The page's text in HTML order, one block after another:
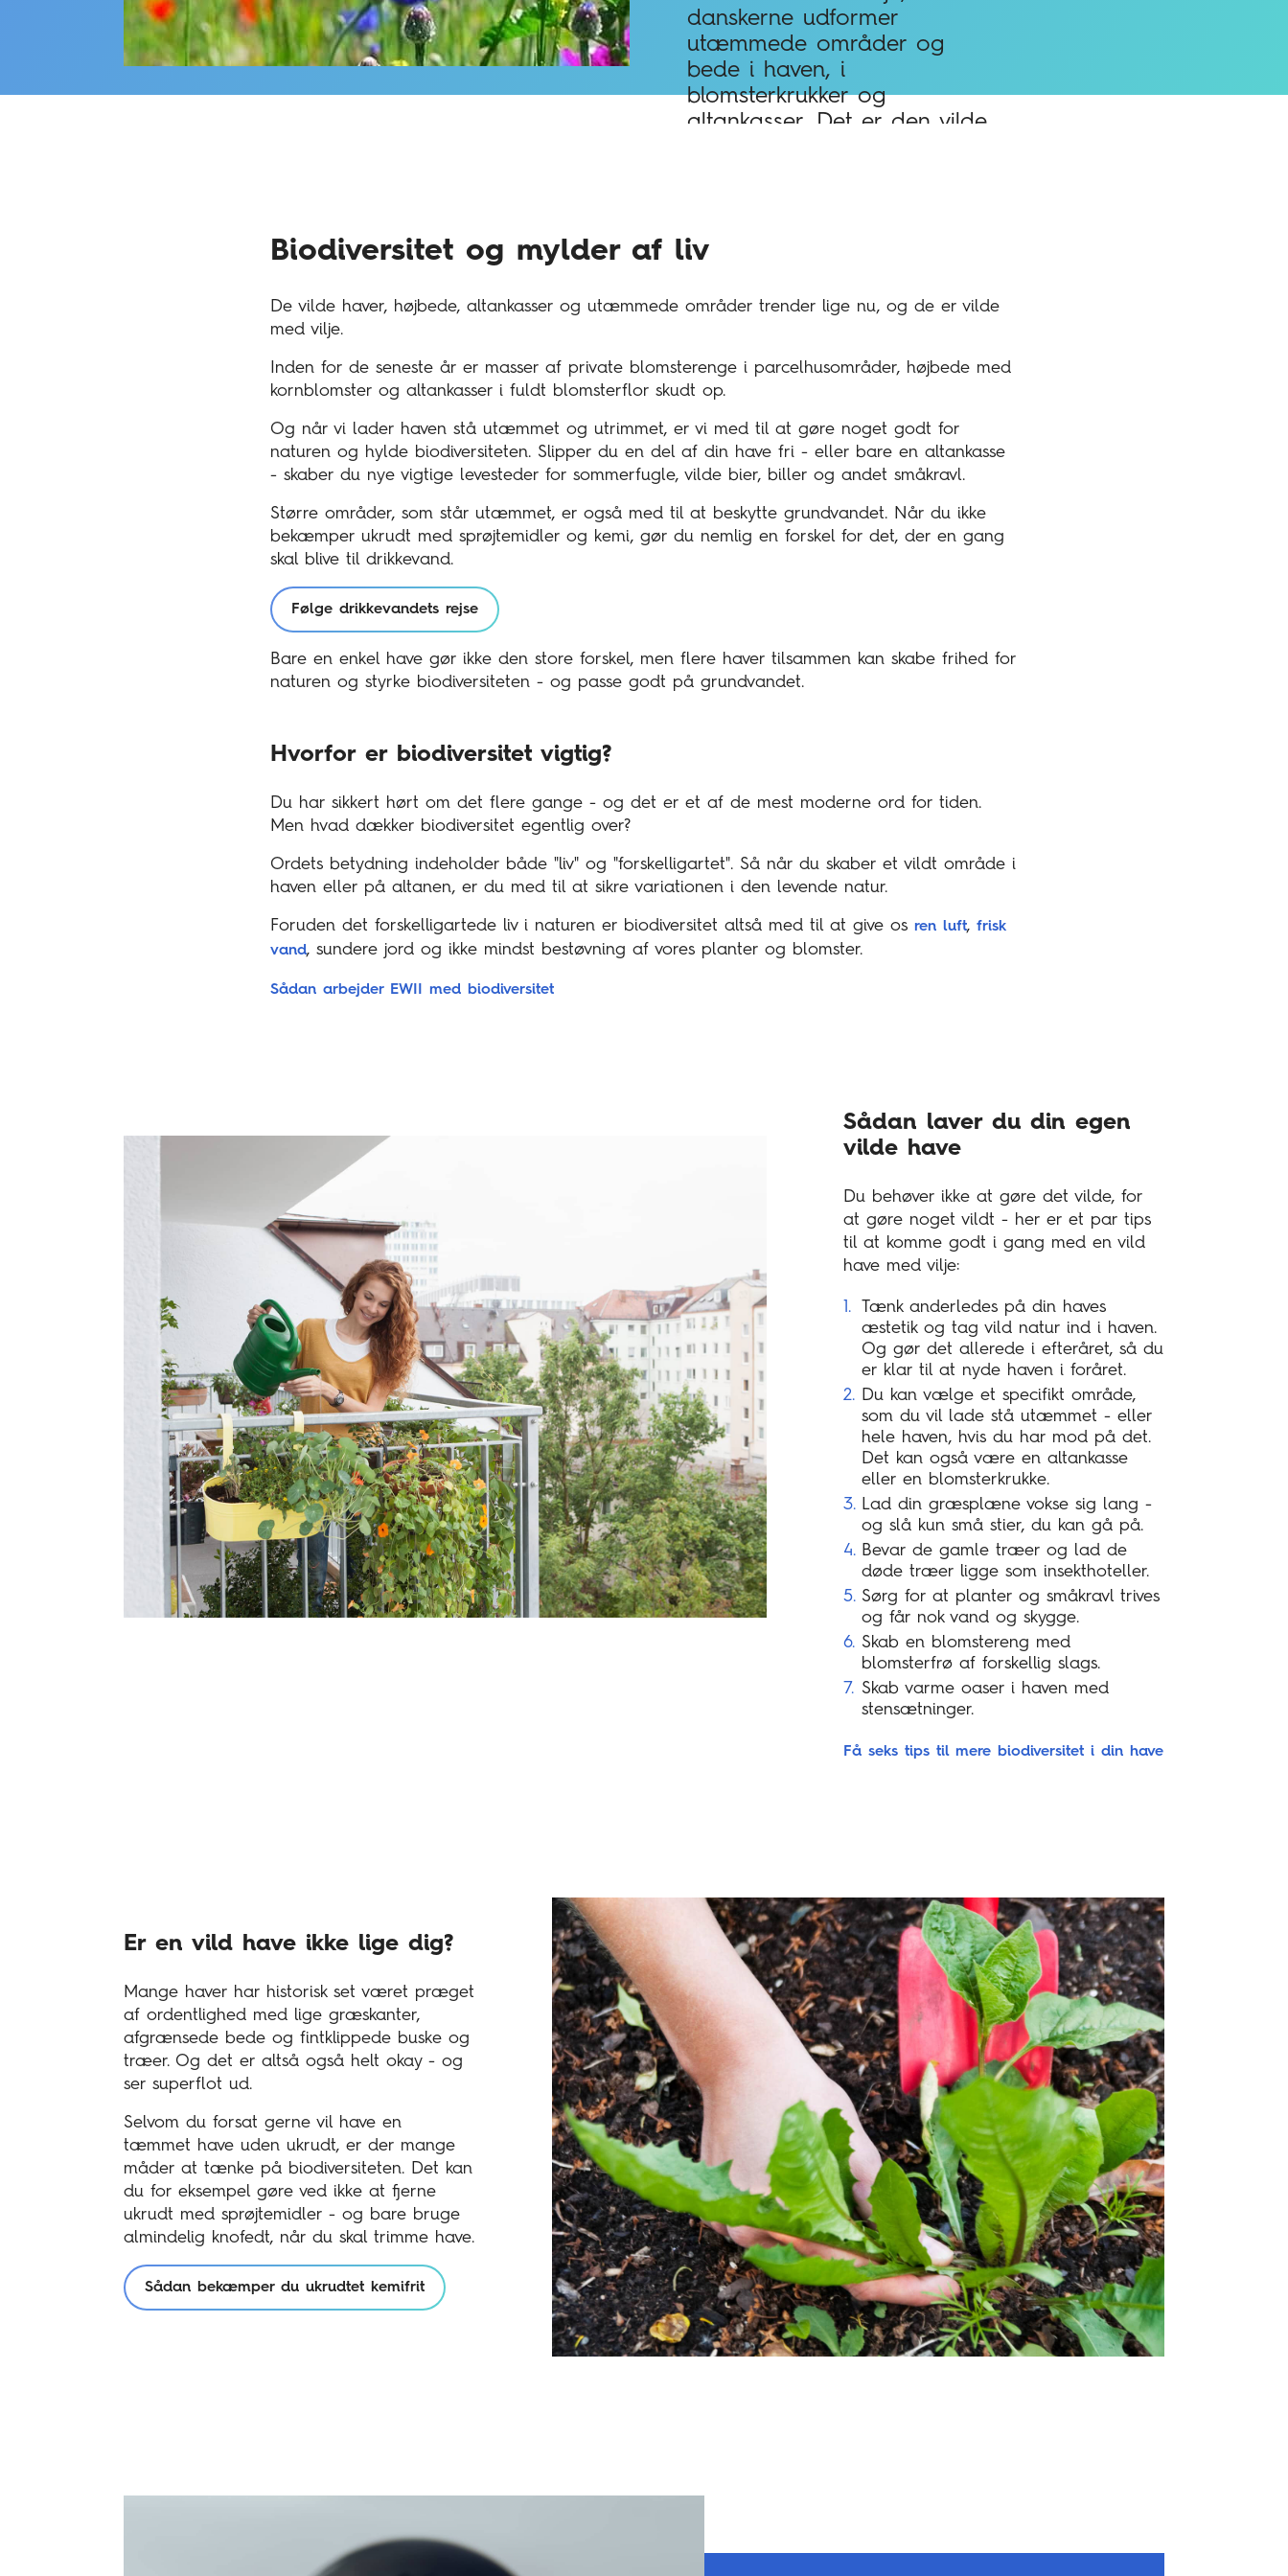
danskerne udformer
utæmmede områder og
bede i haven, i
blomsterkrukker og
altankasser. Det er den vilde
Biodiversitet og mylder af liv
De vilde haver, højbede, altankasser og utæmmede områder trender lige nu, og de er vilde
med vilje.
Inden for de seneste år er masser af private blomsterenge i parcelhusområder, højbede med
kornblomster og altankasser i fuldt blomsterflor skudt op.
Og når vi lader haven stå utæmmet og utrimmet, er vi med til at gøre noget godt for
naturen og hylde biodiversiteten. Slipper du en del af din have fri - eller bare en altankasse
- skaber du nye vigtige levesteder for sommerfugle, vilde bier, biller og andet småkravl.
Større områder, som står utæmmet, er også med til at beskytte grundvandet. Når du ikke
bekæmper ukrudt med sprøjtemidler og kemi, gør du nemlig en forskel for det, der en gang
skal blive til drikkevand.
Følge drikkevandets rejse
Bare en enkel have gør ikke den store forskel, men flere haver tilsammen kan skabe frihed for
naturen og styrke biodiversiteten - og passe godt på grundvandet.
Hvorfor er biodiversitet vigtig?
Du har sikkert hørt om det flere gange - og det er et af de mest moderne ord for tiden.
Men hvad dækker biodiversitet egentlig over?
Ordets betydning indeholder både "liv" og "forskelligartet". Så når du skaber et vildt område i
haven eller på altanen, er du med til at sikre variationen i den levende natur.
Foruden det forskelligartede liv i naturen er biodiversitet altså med til at give os ren luft, frisk
vand, sundere jord og ikke mindst bestøvning af vores planter og blomster.
Sådan arbejder EWII med biodiversitet
Sådan laver du din egen
vilde have
Du behøver ikke at gøre det vilde, for
at gøre noget vildt - her er et par tips
til at komme godt i gang med en vild
have med vilje:
Tænk anderledes på din haves
æstetik og tag vild natur ind i haven.
Og gør det allerede i efteråret, så du
er klar til at nyde haven i foråret.
Du kan vælge et specifikt område,
som du vil lade stå utæmmet - eller
hele haven, hvis du har mod på det.
Det kan også være en altankasse
eller en blomsterkrukke.
Lad din græsplæne vokse sig lang -
og slå kun små stier, du kan gå på.
Bevar de gamle træer og lad de
døde træer ligge som insekthoteller.
Sørg for at planter og småkravl trives
og får nok vand og skygge.
Skab en blomstereng med
blomsterfrø af forskellig slags.
Skab varme oaser i haven med
stensætninger.
Få seks tips til mere biodiversitet i din have
Er en vild have ikke lige dig?
Mange haver har historisk set været præget
af ordentlighed med lige græskanter,
afgrænsede bede og fintklippede buske og
træer. Og det er altså også helt okay - og
ser superflot ud.
Selvom du forsat gerne vil have en
tæmmet have uden ukrudt, er der mange
måder at tænke på biodiversiteten. Det kan
du for eksempel gøre ved ikke at fjerne
ukrudt med sprøjtemidler - og bare bruge
almindelig knofedt, når du skal trimme have.
Sådan bekæmper du ukrudtet kemifrit